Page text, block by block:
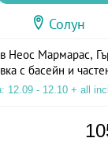
Солун
Неос Мармарас,
с басейн и
12.09 - 12.10 + all